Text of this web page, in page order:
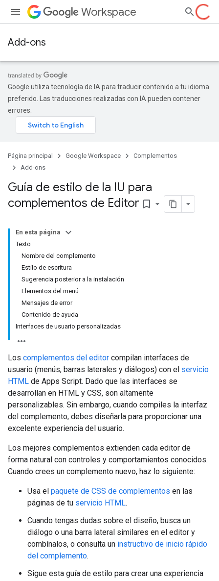
Workspace
Add-ons
Google utiliza tecnología de IA para traducir contenido a tu idioma
preferido. Las traducciones realizadas con IA pueden contener
errores.
Página principal Google Workspace
Complementos
Add-ons
Guía de estilo de la IU para
complementos de Editor bookmark_border
En esta página
Texto
Nombre del complemento
Estilo de escritura
Sugerencia posterior a la instalación
Elementos del menú
Mensajes de error
Contenido de ayuda
Interfaces de usuario personalizadas
Los complementos del editor compilan interfaces de
usuario (menús, barras laterales y diálogos) con el servicio
HTML de Apps Script. Dado que las interfaces se
desarrollan en HTML y CSS, son altamente
personalizables. Sin embargo, cuando compiles la interfaz
del complemento, debes diseñarla para proporcionar una
excelente experiencia del usuario.
Los mejores complementos extienden cada editor de
forma natural con controles y comportamientos conocidos.
Cuando crees un complemento nuevo, haz lo siguiente:
Usa el paquete de CSS de complementos en las
páginas de tu servicio HTML.
Cuando tengas dudas sobre el diseño, busca un
diálogo o una barra lateral similares en el editor y
combínalos, o consulta un instructivo de inicio rápido
del complemento.
Sigue esta guía de estilo para crear una experiencia